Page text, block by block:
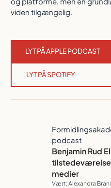
viden tilgængelig.
LYT PÅ APPLE PODCAST
LYT PÅ SPOTIFY
podcast
Benjamin Rud
tilstedeværelse
medier
Vært: Alexandra